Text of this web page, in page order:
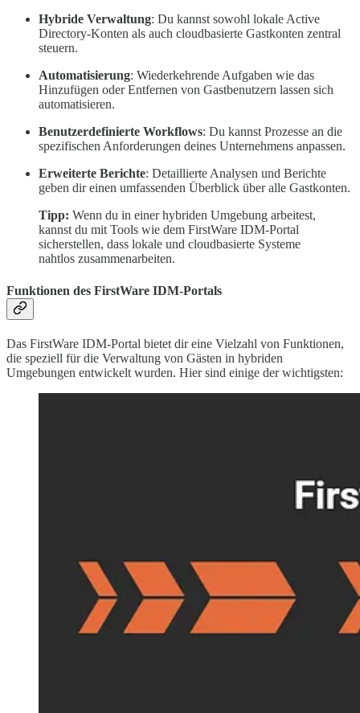
Hybride Verwaltung: Du kannst sowohl lokale Active
Directory-Konten als auch cloudbasierte Gastkonten zentral
steuern.
Automatisierung: Wiederkehrende Aufgaben wie das
Hinzufügen oder Entfernen von Gastbenutzern lassen sich
automatisieren.
Benutzerdefinierte Workflows: Du kannst Prozesse an die
spezifischen Anforderungen deines Unternehmens anpassen.
Erweiterte Berichte: Detaillierte Analysen und Berichte
geben dir einen umfassenden Überblick über alle Gastkonten.
Tipp: Wenn du in einer hybriden Umgebung arbeitest,
kannst du mit Tools wie dem FirstWare IDM-Portal
sicherstellen, dass lokale und cloudbasierte Systeme
nahtlos zusammenarbeiten.
Funktionen des FirstWare IDM-Portals
Das FirstWare IDM-Portal bietet dir eine Vielzahl von Funktionen,
die speziell für die Verwaltung von Gästen in hybriden
Umgebungen entwickelt wurden. Hier sind einige der wichtigsten: